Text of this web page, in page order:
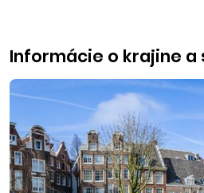
Informácie o krajine a